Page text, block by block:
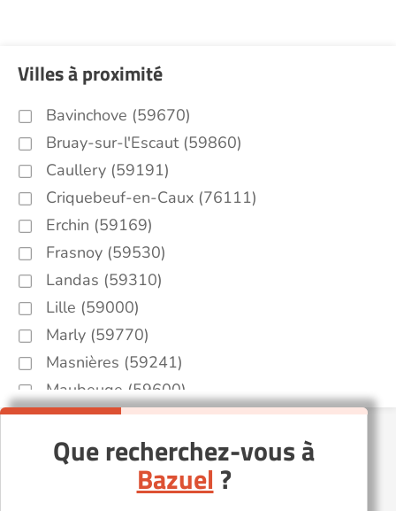
Villes à proximité
Bavinchove (59670)
Bruay-sur-l'Escaut (59860)
Caullery (59191)
Criquebeuf-en-Caux (76111)
Erchin (59169)
Frasnoy (59530)
Landas (59310)
Lille (59000)
Marly (59770)
Masnières (59241)
Maubeuge (59600)
Onnaing (59264)
Provin (59185)
Quarouble (59243)
Romeries (59730)
Que recherchez-vous à
Bazuel ?